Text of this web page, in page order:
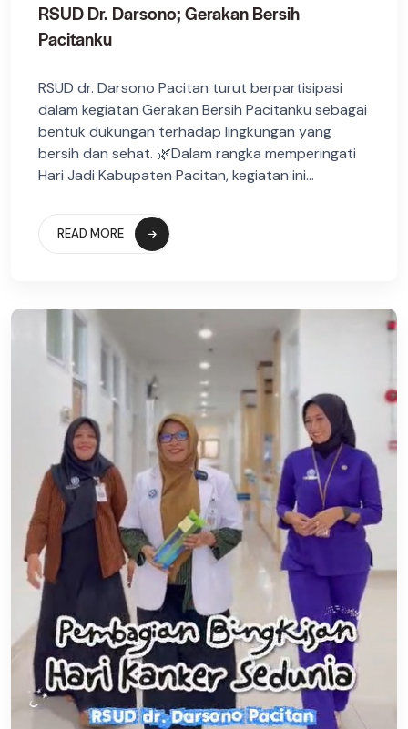
RSUD Dr. Darsono; Gerakan Bersih
Pacitanku
RSUD dr. Darsono Pacitan turut berpartisipasi
dalam kegiatan Gerakan Bersih Pacitanku sebagai
bentuk dukungan terhadap lingkungan yang
bersih dan sehat. 🌿Dalam rangka memperingati
Hari Jadi Kabupaten Pacitan, kegiatan ini...
READ MORE